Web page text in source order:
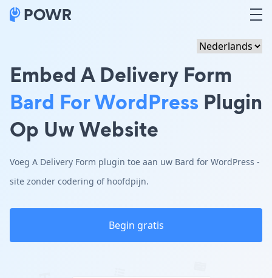
Embed A Delivery Form
Bard For WordPress Plugin
Op Uw Website
Voeg A Delivery Form plugin toe aan uw Bard for WordPress -
site zonder codering of hoofdpijn.
Begin gratis